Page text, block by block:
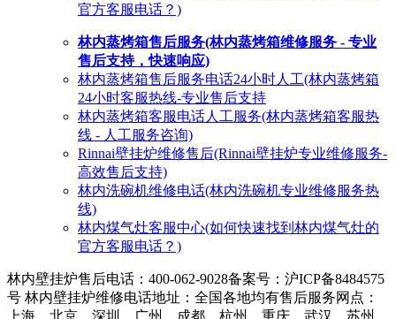
官方客服电话？)
林内蒸烤箱售后服务(林内蒸烤箱维修服务 - 专业
售后支持，快速响应)
林内蒸烤箱售后服务电话24小时人工(林内蒸烤箱
24小时客服热线-专业售后支持
林内蒸烤箱客服电话人工服务(林内蒸烤箱客服热
线 - 人工服务咨询)
Rinnai壁挂炉维修售后(Rinnai壁挂炉专业维修服务-
高效售后支持)
林内洗碗机维修电话(林内洗碗机专业维修服务热
线)
林内煤气灶客服中心(如何快速找到林内煤气灶的
官方客服电话？)
林内壁挂炉售后电话：400-062-9028备案号：沪ICP备8484575
号 林内壁挂炉维修电话地址：全国各地均有售后服务网点：